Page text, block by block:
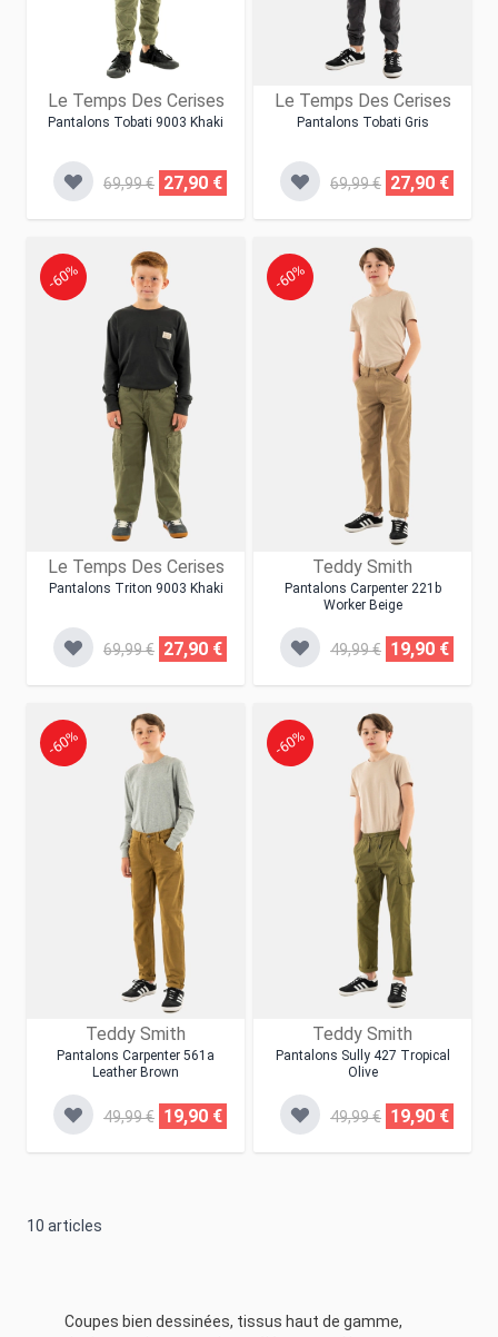
Le Temps Des Cerises
Pantalons Tobati 9003 Khaki
69,99 € 27,90 €
Le Temps Des Cerises
Pantalons Tobati Gris
69,99 € 27,90 €
Le Temps Des Cerises
Pantalons Triton 9003 Khaki
-60%
69,99 € 27,90 €
Teddy Smith
Pantalons Carpenter 221b
Worker Beige
-60%
49,99 € 19,90 €
Teddy Smith
Pantalons Carpenter 561a
Leather Brown
-60%
49,99 € 19,90 €
Teddy Smith
Pantalons Sully 427 Tropical
Olive
-60%
49,99 € 19,90 €
10 articles
Coupes bien dessinées, tissus haut de gamme,